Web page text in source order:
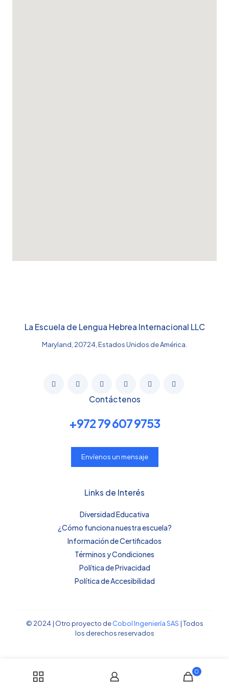
La Escuela de Lengua Hebrea Internacional LLC
Maryland, 20724, Estados Unidos de América.
Contáctenos
+972 79 607 9753
Envíenos un mensaje
Links de Interés
Diversidad Educativa
¿Cómo funciona nuestra escuela?
Información de Certificados
Términos y Condiciones
Política de Privacidad
Política de Accesibilidad
© 2024 | Otro proyecto deCobol Ingeniería SAS | Todos
los derechos reservados
0